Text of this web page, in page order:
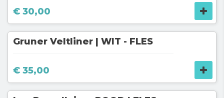
€ 30,00
Gruner Veltliner | WIT - FLES
€ 35,00